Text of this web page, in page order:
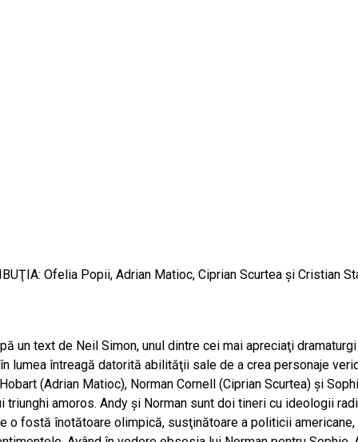
Ofelia Popii, Adrian Matioc, Ciprian Scurtea şi Cristian
un text de Neil Simon, unul dintre cei mai apreciaţi
lumea întreagă datorită abilităţii sale de a crea personaje
(Adrian Matioc), Norman Cornell (Ciprian Scurtea) şi
triunghi amoros. Andy şi Norman sunt doi tineri cu ideologii
o fostă înotătoare olimpică, susţinătoare a politicii